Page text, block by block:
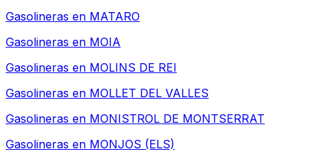
Gasolineras en MATARO
Gasolineras en MOIA
Gasolineras en MOLINS DE REI
Gasolineras en MOLLET DEL VALLES
Gasolineras en MONISTROL DE MONTSERRAT
Gasolineras en MONJOS (ELS)